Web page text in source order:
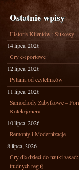
Ostatnie wpisy
Historie Klientów i Sukcesy
14 lipca, 2026
Gry e-sportowe
12 lipca, 2026
Pytania od czytelników
11 lipca, 2026
Samochody Zabytkowe –
Kolekcjonera
10 lipca, 2026
Remonty i Modernizacje
8 lipca, 2026
Gry dla dzieci do nauki
trudnych reguł